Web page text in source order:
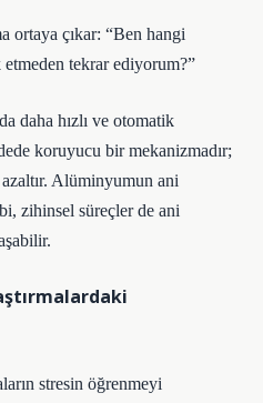
ortaya çıkar: “Ben hangi
etmeden tekrar ediyorum?”
daha hızlı ve otomatik
koruyucu bir mekanizmadır;
Alüminyumun ani
zihinsel süreçler de ani
stresin öğrenmeyi